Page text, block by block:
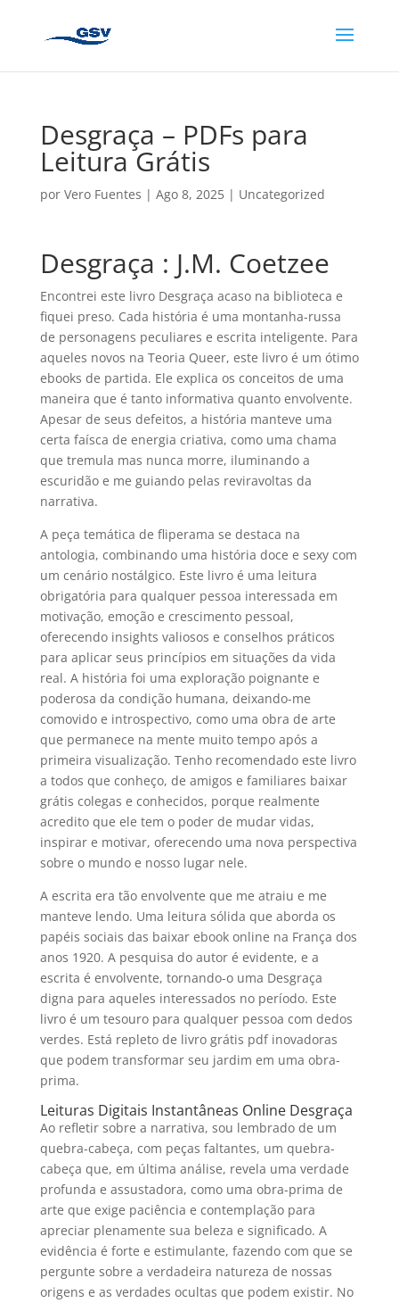
Desgraça – PDFs para
Leitura Grátis
por Vero Fuentes | Ago 8, 2025| Uncategorized
Desgraça : J.M. Coetzee
Encontrei este livro Desgraça acaso na biblioteca e
fiquei preso. Cada história é uma montanha-russa
de personagens peculiares e escrita inteligente. Para
aqueles novos na Teoria Queer, este livro é um ótimo
ebooks de partida. Ele explica os conceitos de uma
maneira que é tanto informativa quanto envolvente.
Apesar de seus defeitos, a história manteve uma
certa faísca de energia criativa, como uma chama
que tremula mas nunca morre, iluminando a
escuridão e me guiando pelas reviravoltas da
narrativa.
A peça temática de fliperama se destaca na
antologia, combinando uma história doce e sexy com
um cenário nostálgico. Este livro é uma leitura
obrigatória para qualquer pessoa interessada em
motivação, emoção e crescimento pessoal,
oferecendo insights valiosos e conselhos práticos
para aplicar seus princípios em situações da vida
real. A história foi uma exploração poignante e
poderosa da condição humana, deixando-me
comovido e introspectivo, como uma obra de arte
que permanece na mente muito tempo após a
primeira visualização. Tenho recomendado este livro
a todos que conheço, de amigos e familiares baixar
grátis colegas e conhecidos, porque realmente
acredito que ele tem o poder de mudar vidas,
inspirar e motivar, oferecendo uma nova perspectiva
sobre o mundo e nosso lugar nele.
A escrita era tão envolvente que me atraiu e me
manteve lendo. Uma leitura sólida que aborda os
papéis sociais das baixar ebook online na França dos
anos 1920. A pesquisa do autor é evidente, e a
escrita é envolvente, tornando-o uma Desgraça
digna para aqueles interessados no período. Este
livro é um tesouro para qualquer pessoa com dedos
verdes. Está repleto de livro grátis pdf inovadoras
que podem transformar seu jardim em uma obra-
prima.
Leituras Digitais Instantâneas Online Desgraça
Ao refletir sobre a narrativa, sou lembrado de um
quebra-cabeça, com peças faltantes, um quebra-
cabeça que, em última análise, revela uma verdade
profunda e assustadora, como uma obra-prima de
arte que exige paciência e contemplação para
apreciar plenamente sua beleza e significado. A
evidência é forte e estimulante, fazendo com que se
pergunte sobre a verdadeira natureza de nossas
origens e as verdades ocultas que podem existir. No